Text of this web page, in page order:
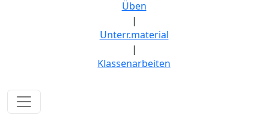
Üben
|
Unterr.material
|
Klassenarbeiten